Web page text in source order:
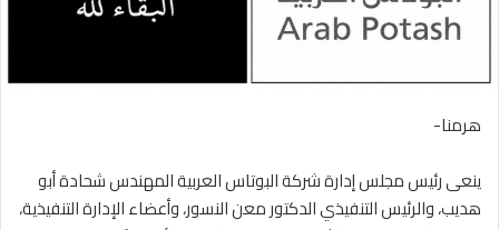
هرمنا-
ينعى رئيس مجلس إدارة شركة البوتاس العربية المهندس شحادة أبو
هديب، والرئيس التنفيذي الدكتور معن النسور، وأعضاء الإدارة التنفيذية،